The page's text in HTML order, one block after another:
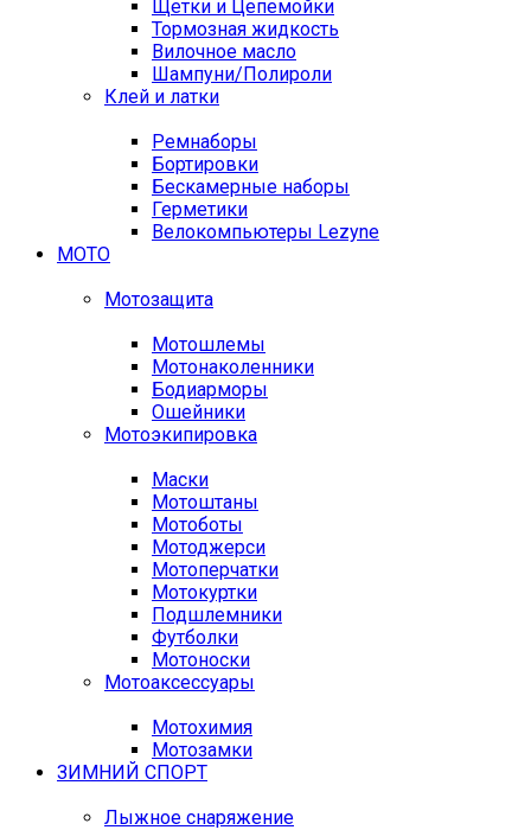
Щетки и Цепемойки
Тормозная жидкость
Вилочное масло
Шампуни/Полироли
Клей и латки
Ремнаборы
Бортировки
Бескамерные наборы
Герметики
Велокомпьютеры Lezyne
МОТО
Мотозащита
Мотошлемы
Мотонаколенники
Бодиарморы
Ошейники
Мотоэкипировка
Маски
Мотоштаны
Мотоботы
Мотоджерси
Мотоперчатки
Мотокуртки
Подшлемники
Футболки
Мотоноски
Мотоаксессуары
Мотохимия
Мотозамки
ЗИМНИЙ СПОРТ
Лыжное снаряжение